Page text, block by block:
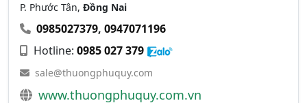
P. Phước Tân, Đồng Nai
0985027379, 0947071196
Hotline: 0985 027 379
sale@thuongphuquy.com
www.thuongphuquy.com.vn